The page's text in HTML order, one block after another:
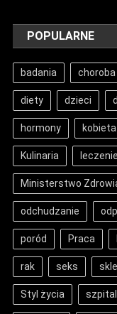
POPULARNE
badania choroba
diety dzieci
hormony kobieta
Kulinaria leczenie
Ministerstwo
odchudzanie
poród Praca
rak seks
Styl życia szpital